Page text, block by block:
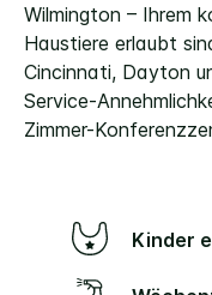
Wilmington – Ihrem
Haustiere erlaubt
Cincinnati, Dayton
Service-
Zimmer-
Kinder